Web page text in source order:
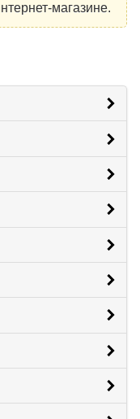
магазине.